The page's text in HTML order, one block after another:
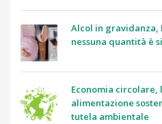
Alcol in gravidanza,
nessuna quantità è
Economia circolare,
alimentazione
tutela ambientale